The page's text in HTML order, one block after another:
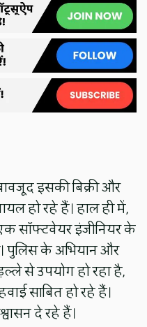
इसकी बिक्री और
हो रहे हैं। हाल ही में,
सॉफ्टवेयर इंजीनियर के
पुलिस के अभियान और
से उपयोग हो रहा है,
साबित हो रहे हैं।
दे रहे हैं।